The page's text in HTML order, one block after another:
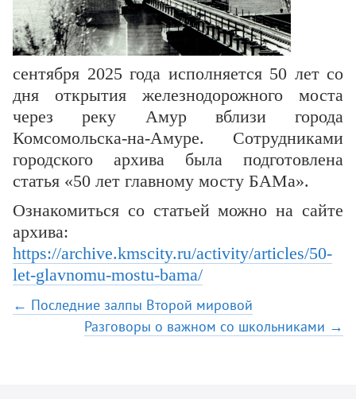
сентября 2025 года исполняется 50 лет со
дня открытия железнодорожного моста
через реку Амур вблизи города
Комсомольска-на-Амуре. Сотрудниками
городского архива была подготовлена
статья «50 лет главному мосту БАМа».
Ознакомиться со статьей можно на сайте
архива:
https://archive.kmscity.ru/activity/articles/50-
let-glavnomu-mostu-bama/
← Последние залпы Второй мировой
Разговоры о важном со школьниками →